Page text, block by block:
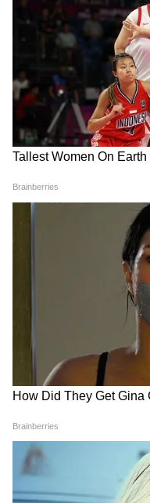
मूल्यांकन करने के लिए
डाला।
मेटा ने कहा कि ये पहल
हिस्सा हैं, जिसके तहत
डेटासेट बनाने में
डॉलर के फंड की
(Except for the
not been edited
staff and is